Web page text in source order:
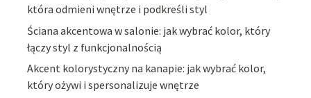
która odmieni wnętrze i podkreśli styl
Ściana akcentowa w salonie: jak wybrać kolor, który
łączy styl z funkcjonalnością
Akcent kolorystyczny na kanapie: jak wybrać kolor,
który ożywi i spersonalizuje wnętrze